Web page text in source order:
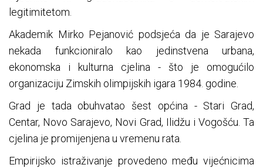
legitimitetom.
Akademik Mirko Pejanović podsjeća da je Sarajevo
nekada funkcioniralo kao jedinstvena urbana,
ekonomska i kulturna cjelina - što je omogućilo
organizaciju Zimskih olimpijskih igara 1984. godine.
Grad je tada obuhvatao šest općina - Stari Grad,
Centar, Novo Sarajevo, Novi Grad, Ilidžu i Vogošću. Ta
cjelina je promijenjena u vremenu rata.
Empirijsko istraživanje provedeno među vijećnicima